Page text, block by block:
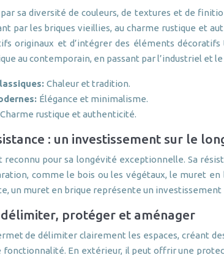
sa diversité de couleurs, de textures et de
par les briques vieillies, au charme rustique et
originaux et d’intégrer des éléments
au contemporain, en passant par l’industriel et
Chaleur et tradition.
Élégance et minimalisme.
Charme rustique et authenticité.
: un investissement sur le
reconnu pour sa longévité exceptionnelle. Sa
comme le bois ou les végétaux, le muret
un muret en brique représente un
protéger et aménager
de délimiter clairement les espaces, créant
fonctionnalité. En extérieur, il peut offrir une